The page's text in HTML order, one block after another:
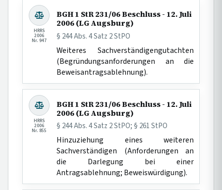
HRRS
2006
Nr. 947
BGH 1 StR 231/06 Beschluss - 12. Juli
2006 (LG Augsburg)
§ 244 Abs. 4 Satz 2 StPO
Weiteres Sachverständigengutachten
(Begründungsanforderungen an die
Beweisantragsablehnung).
HRRS
2006
Nr. 855
BGH 1 StR 231/06 Beschluss - 12. Juli
2006 (LG Augsburg)
§ 244 Abs. 4 Satz 2 StPO; § 261 StPO
Hinzuziehung eines weiteren
Sachverständigen (Anforderungen an
die Darlegung bei einer
Antragsablehnung; Beweiswürdigung).